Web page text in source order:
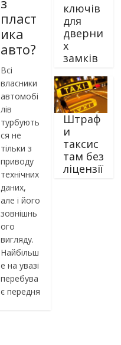
пласт
ика
авто?
Всі
власники
автомобі
лів
турбують
ся не
тільки з
приводу
технічних
даних,
але і його
зовнішнь
ого
вигляду.
Найбільш
е на увазі
перебува
є передня
ключів
для
дверни
х
замків
Штраф
и
таксис
там без
ліцензії